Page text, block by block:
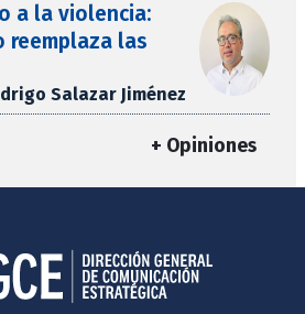
a la violencia:
reemplaza las
Salazar Jiménez
+ Opiniones